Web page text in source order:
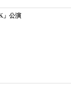
」公演